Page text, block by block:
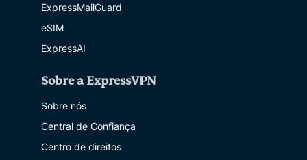
ExpressMailGuard
eSIM
ExpressAI
Sobre a ExpressVPN
Sobre nós
Central de Confiança
Centro de direitos